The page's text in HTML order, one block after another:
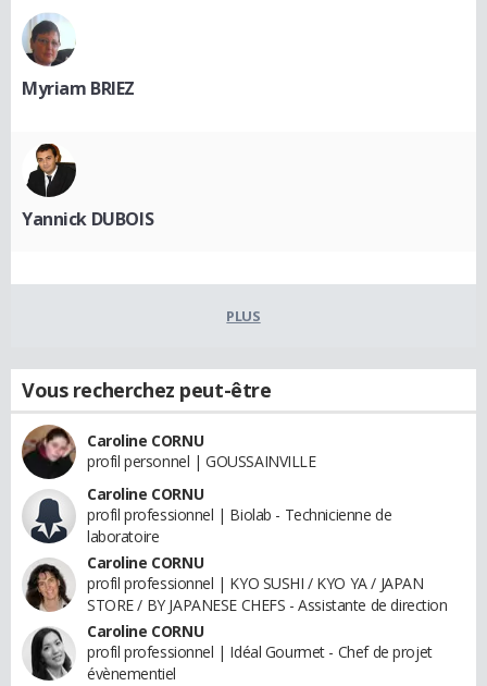
Myriam BRIEZ
Yannick DUBOIS
PLUS
Vous recherchez peut-être
Caroline CORNU
profil personnel | GOUSSAINVILLE
Caroline CORNU
profil professionnel | Biolab - Technicienne de
laboratoire
Caroline CORNU
profil professionnel | KYO SUSHI / KYO YA / JAPAN
STORE / BY JAPANESE CHEFS - Assistante de direction
Caroline CORNU
profil professionnel | Idéal Gourmet - Chef de projet
évènementiel